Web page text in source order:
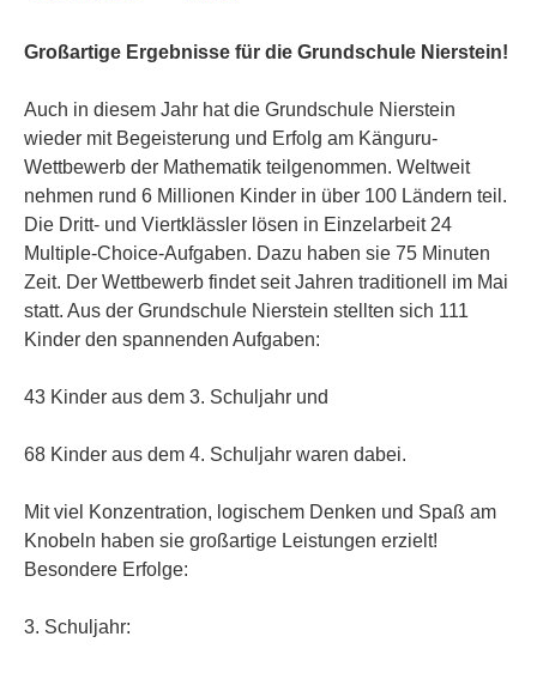
Großartige Ergebnisse für die Grundschule Nierstein!
Auch in diesem Jahr hat die Grundschule Nierstein
wieder mit Begeisterung und Erfolg am Känguru-
Wettbewerb der Mathematik teilgenommen. Weltweit
nehmen rund 6 Millionen Kinder in über 100 Ländern teil.
Die Dritt- und Viertklässler lösen in Einzelarbeit 24
Multiple-Choice-Aufgaben. Dazu haben sie 75 Minuten
Zeit. Der Wettbewerb findet seit Jahren traditionell im Mai
statt. Aus der Grundschule Nierstein stellten sich 111
Kinder den spannenden Aufgaben:
43 Kinder aus dem 3. Schuljahr und
68 Kinder aus dem 4. Schuljahr waren dabei.
Mit viel Konzentration, logischem Denken und Spaß am
Knobeln haben sie großartige Leistungen erzielt!
Besondere Erfolge:
3. Schuljahr: